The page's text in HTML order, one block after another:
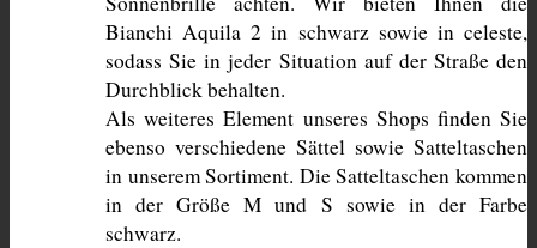
Bianchi Aquila 2 in schwarz sowie in celeste,
sodass Sie in jeder Situation auf der Straße den
Durchblick behalten.
Als weiteres Element unseres Shops finden Sie
ebenso verschiedene Sättel sowie Satteltaschen
in unserem Sortiment. Die Satteltaschen kommen
in der Größe M und S sowie in der Farbe
schwarz.